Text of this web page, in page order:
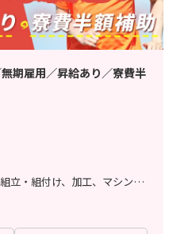
期雇用／昇給あり／寮費半
検査、梱包・仕分け、組立・組付け、加工、マシンオペレーター、立ち作業、その他